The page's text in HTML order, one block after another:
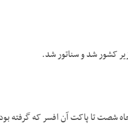
کشور شد و سناتور شد.
شصت تا پاکت آن افسر که گرفته